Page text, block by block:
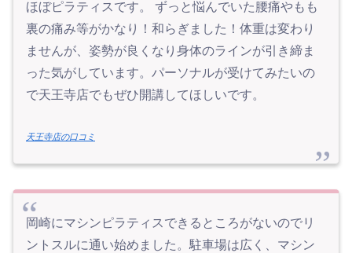
ほぼピラティスです。 ずっと悩んでいた腰痛やもも
裏の痛み等がかなり！和らぎました！体重は変わり
ませんが、姿勢が良くなり身体のラインが引き締ま
った気がしています。パーソナルが受けてみたいの
で天王寺店でもぜひ開講してほしいです。
天王寺店の口コミ
岡崎にマシンピラティスできるところがないのでリ
ントスルに通い始めました。駐車場は広く、マシン